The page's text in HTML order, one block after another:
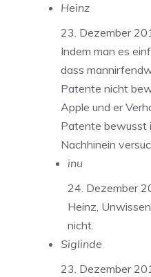
Heinz
23. Dezember
Indem man es
dass
Patente nicht
Apple und er
Patente bewusst
Nachhinein
inu
24. Dezember
Heinz,
nicht.
Siglinde
23. Dezember